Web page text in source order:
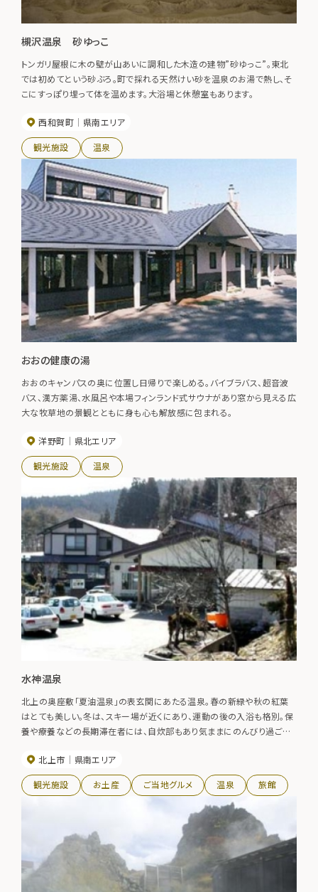
槻沢温泉 砂ゆっこ
トンガリ屋根に木の壁が山あいに調和した木造の建物”砂ゆっこ”。東北
では初めてという砂ぶろ。町で採れる天然けい砂を温泉のお湯で熱し、そ
こにすっぽり埋って体を温めます。大浴場と休憩室もあります。
西和賀町 県南エリア
観光施設 温泉
おおの健康の湯
おおのキャンパスの奥に位置し日帰りで楽しめる。バイブラバス、超音波
バス、漢方薬湯、水風呂や本場フィンランド式サウナがあり窓から見える広
大な牧草地の景観とともに身も心も解放感に包まれる。
洋野町 県北エリア
観光施設 温泉
水神温泉
北上の奥座敷「夏油温泉」の表玄関にあたる温泉。春の新緑や秋の紅葉
はとても美しい。冬は、スキー場が近くにあり、運動の後の入浴も格別。保
養や療養などの長期滞在者には、自炊部もあり気ままにのんびり過ごす
北上市
県南エリア
観光施設 お土産 ご当地グルメ 温泉 旅館